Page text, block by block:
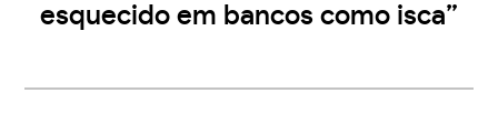
esquecido em bancos como isca”